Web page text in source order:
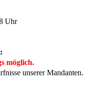
Uhr
möglich.
unserer Mandanten.